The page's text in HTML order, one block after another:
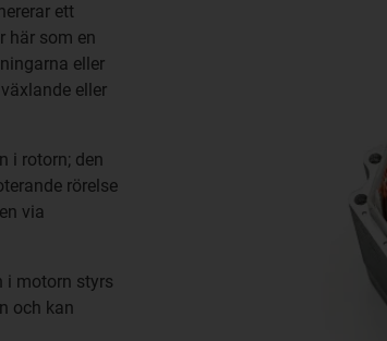
ett
här som en
eller
eller
i rotorn; den
rörelse
via
i motorn styrs
och kan